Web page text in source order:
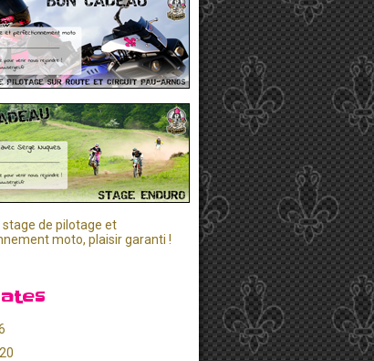
de pilotage et
moto, plaisir garanti !